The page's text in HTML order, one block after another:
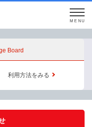
MENU
Board
利用方法をみる